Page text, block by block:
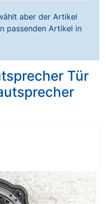
aber der Artikel
passenden Artikel in
Tür